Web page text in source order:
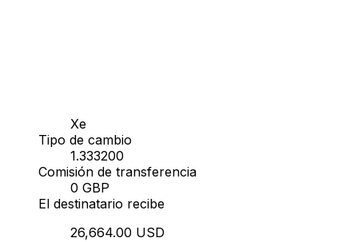
Xe
Tipo de cambio
1.333200
Comisión de transferencia
0 GBP
El destinatario recibe
26,664.00 USD